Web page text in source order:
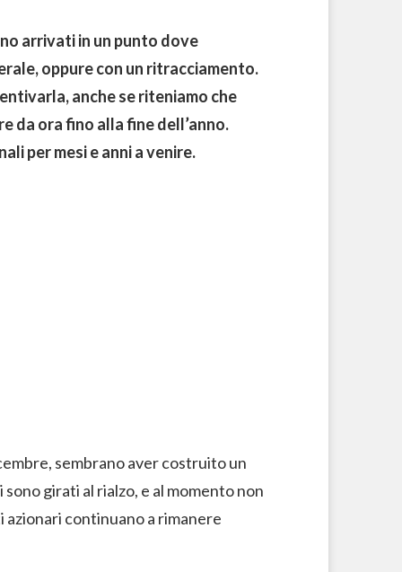
arrivati in un punto dove
oppure con un ritracciamento.
anche se riteniamo che
da ora fino alla fine dell’anno.
per mesi e anni a venire.
sembrano aver costruito un
girati al rialzo, e al momento non
azionari continuano a rimanere